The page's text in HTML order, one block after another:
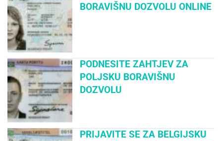
BORAVIŠNU DOZVOLU ONLINE
PODNESITE ZAHTJEV ZA
POLJSKU BORAVIŠNU
DOZVOLU
PRIJAVITE SE ZA BELGIJSKU